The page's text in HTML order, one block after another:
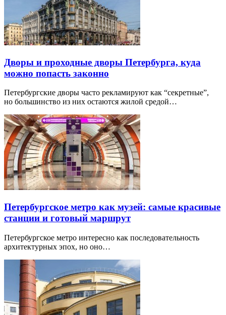
Дворы и проходные дворы Петербурга, куда
можно попасть законно
Петербургские дворы часто рекламируют как “секретные”,
но большинство из них остаются жилой средой…
Петербургское метро как музей: самые красивые
станции и готовый маршрут
Петербургское метро интересно как последовательность
архитектурных эпох, но оно…